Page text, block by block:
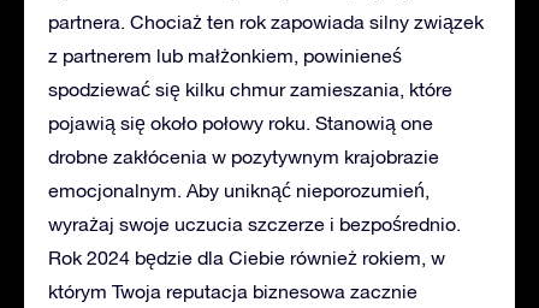
partnera. Chociaż ten rok zapowiada silny związek
z partnerem lub małżonkiem, powinieneś
spodziewać się kilku chmur zamieszania, które
pojawią się około połowy roku. Stanowią one
drobne zakłócenia w pozytywnym krajobrazie
emocjonalnym. Aby uniknąć nieporozumień,
wyrażaj swoje uczucia szczerze i bezpośrednio.
Rok 2024 będzie dla Ciebie również rokiem, w
którym Twoja reputacja biznesowa zacznie